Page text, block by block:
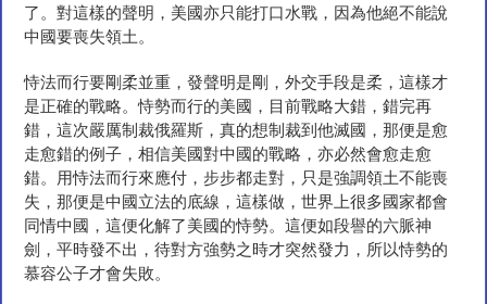
了。對這樣的聲明，美國亦只能打口水戰，因為他絕不能說
中國要喪失領土。
恃法而行要剛柔並重，發聲明是剛，外交手段是柔，這樣才
是正確的戰略。恃勢而行的美國，目前戰略大錯，錯完再
錯，這次嚴厲制裁俄羅斯，真的想制裁到他滅國，那便是愈
走愈錯的例子，相信美國對中國的戰略，亦必然會愈走愈
錯。用恃法而行來應付，步步都走對，只是強調領土不能喪
失，那便是中國立法的底線，這樣做，世界上很多國家都會
同情中國，這便化解了美國的恃勢。這便如段譽的六脈神
劍，平時發不出，待對方強勢之時才突然發力，所以恃勢的
慕容公子才會失敗。